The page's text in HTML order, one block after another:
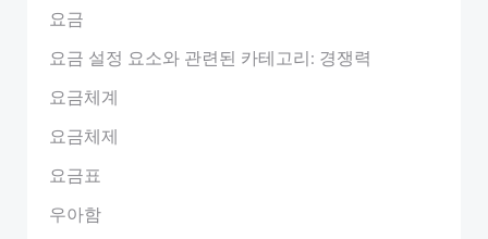
요금
요금 설정 요소와 관련된 카테고리: 경쟁력
요금체계
요금체제
요금표
우아함